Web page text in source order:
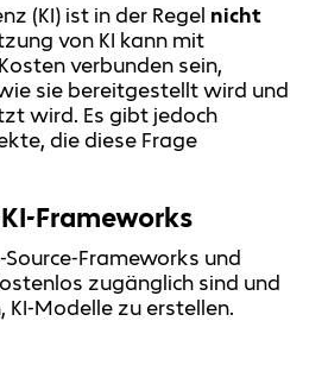
(KI) ist in der Regel nicht
von KI kann mit
verbunden sein,
sie bereitgestellt wird und
wird. Es gibt jedoch
die diese Frage
Frameworks
Frameworks und
zugänglich sind und
KI-Modelle zu erstellen.